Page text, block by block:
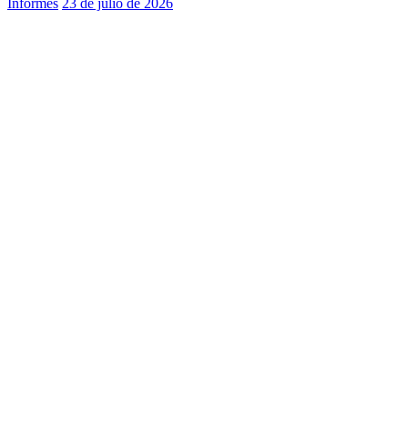
Informes 23 de julio de 2026